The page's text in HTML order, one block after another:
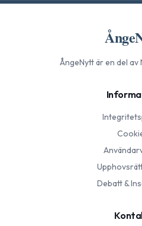
ÅngeNyttär en del av
Debatt &